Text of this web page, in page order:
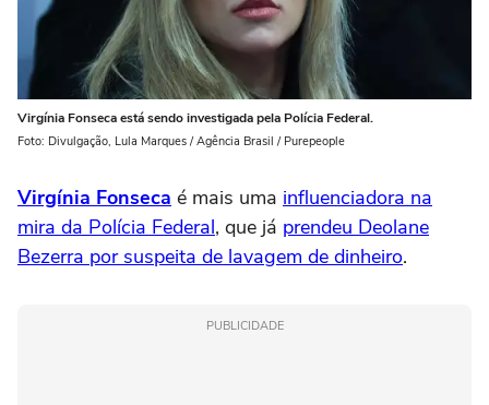
Virgínia Fonseca está sendo investigada pela Polícia Federal.
Foto: Divulgação, Lula Marques / Agência Brasil / Purepeople
Virgínia Fonseca é mais uma influenciadora na
mira da Polícia Federal, que já prendeu Deolane
Bezerra por suspeita de lavagem de dinheiro.
PUBLICIDADE